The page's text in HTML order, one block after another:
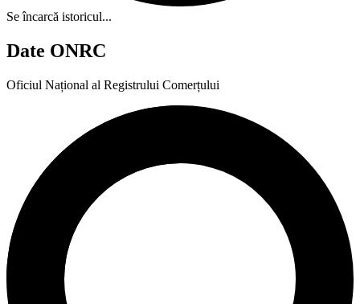
Se încarcă istoricul...
Date ONRC
Oficiul Național al Registrului Comerțului